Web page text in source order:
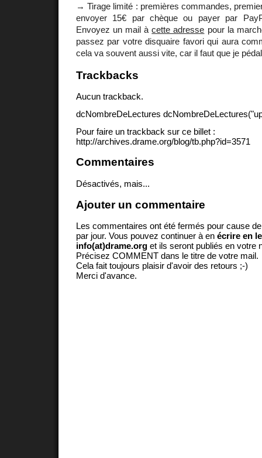
→ Tirage limité : premières commandes,
envoyer 15€ par chèque ou payer par
Envoyez un mail àcette adresse pour la
passez par votre disquaire favori qui aura
cela va souvent aussi vite, car il faut que je
Trackbacks
Aucun trackback.
dcNombreDeLectures
Pour faire un trackback sur ce billet :
http://archives.drame.org/blog/tb.php?id=3571
Commentaires
Désactivés, mais...
Ajouter un commentaire
Les commentaires ont été fermés pour cause
par jour. Vous pouvez continuer à en écrire en
info(at)drame.org et ils seront publiés en votre
Précisez COMMENT dans le titre de votre mail.
Cela fait toujours plaisir d'avoir des retours ;-)
Merci d'avance.